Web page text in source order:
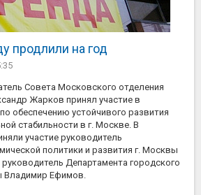
продлили на год
Совета Московского отделения
Жарков принял участие в
обеспечению устойчивого развития
стабильности в г. Москве. В
участие руководитель
политики и развития г. Москвы
Департамента городского
Владимир Ефимов.